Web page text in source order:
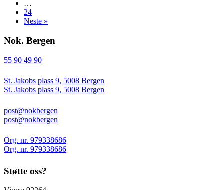
…
24
Neste »
Nok. Bergen
55 90 49 90
St. Jakobs plass 9, 5008 Bergen
St. Jakobs plass 9, 5008 Bergen
post@nokbergen
post@nokbergen
Org. nr. 979338686
Org. nr. 979338686
Støtte oss?